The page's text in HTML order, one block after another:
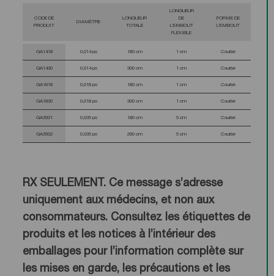
CODE DE
PRODUIT
DIAMÈTRE
LONGUEUR
TOTALE
LONGUEUR
DE
L’EMBOUT
FLEXIBLE
FORME DE
L’EMBOUT
GA1418 0,014 po 180 cm 1 cm Courbé
GA1430 0,014 po 300 cm 1 cm Courbé
GA1818 0,018 po 180 cm 1 cm Courbé
GA1830 0,018 po 300 cm 1 cm Courbé
GA3501 0,035 po 180 cm 5 cm Courbé
GA3502 0,035 po 260 cm 5 cm Courbé
RX SEULEMENT. Ce message s’adresse
uniquement aux médecins, et non aux
consommateurs. Consultez les étiquettes de
produits et les notices à l’intérieur des
emballages pour l’information complète sur
les mises en garde, les précautions et les